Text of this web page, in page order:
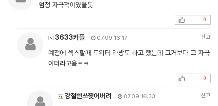
엄청 자극적이였을듯
0
3633커플 07.09 16:17 신고
예전에 섹스할때 트위터 라방도 하고 했는데 그거보다 고 자극
이더라고욬ㅋㅋ
0
강철빤쓰찢어버려 07.09 16:33 신고